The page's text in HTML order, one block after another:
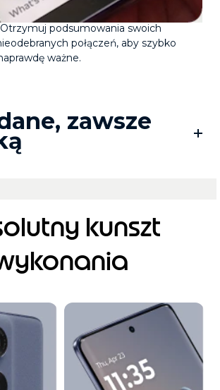
cyfrowe życie, korzystając z funkcji
Otrzymuj podsumowania swoich
połączeń, aby szybko
ważne.
zawsze
kunszt